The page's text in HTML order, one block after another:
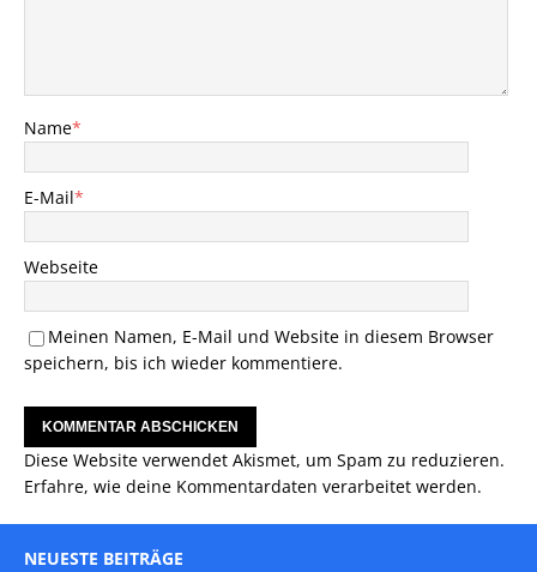
Name*
E-Mail*
Webseite
Meinen Namen, E-Mail und Website in diesem Browser
speichern, bis ich wieder kommentiere.
Diese Website verwendet Akismet, um Spam zu reduzieren.
Erfahre, wie deine Kommentardaten verarbeitet werden.
NEUESTE BEITRÄGE